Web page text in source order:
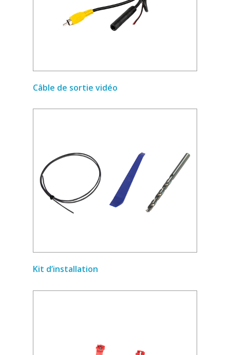
Câble de sortie vidéo
Kit d’installation